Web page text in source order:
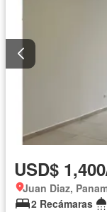
USD$
Juan Diaz,
2 Recámaras